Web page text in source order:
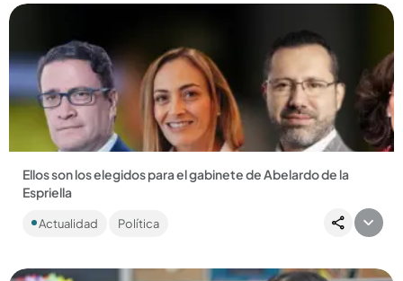
Compartir Noticia
Ellos son los elegidos para el gabinete de Abelardo de la
Espriella
listos para enfrentar los retos de Colombia desde el 7 de
Actualidad Política